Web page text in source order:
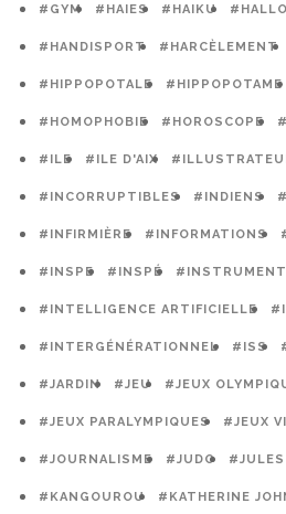
#GYM #HAIES #HAIKU
#HANDISPORT #HARCÈLEMENT
#HIPPOPOTALE #HIPPOPOTAME
#HOMOPHOBIE #HOROSCOPE
#ILE #ILE D'AIX
#INCORRUPTIBLES #INDIENS
#INFIRMIÈRE #INFORMATIONS
#INSPE #INSPÉ
#INTELLIGENCE ARTIFICIELLE
#INTERGÉNÉRATIONNEL #ISS
#JARDIN #JEU #JEUX
#JEUX PARALYMPIQUES #JEUX
#JOURNALISME #JUDO #JULES
#KANGOUROU #KATHERINE